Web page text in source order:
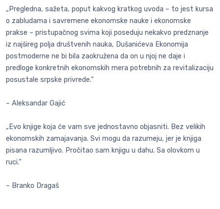
„Pregledna, sažeta, poput kakvog kratkog uvoda – to jest kursa
o zabludama i savremene ekonomske nauke i ekonomske
prakse – pristupačnog svima koji poseduju nekakvo predznanje
iz najšireg polja društvenih nauka, Dušanićeva Ekonomija
postmoderne ne bi bila zaokružena da on u njoj ne daje i
predloge konkretnih ekonomskih mera potrebnih za revitalizaciju
posustale srpske privrede.“
– Aleksandar Gajić
„Evo knjige koja će vam sve jednostavno objasniti. Bez velikih
ekonomskih zamajavanja. Svi mogu da razumeju, jer je knjiga
pisana razumljivo. Pročitao sam knjigu u dahu. Sa olovkom u
ruci.“
– Branko Dragaš